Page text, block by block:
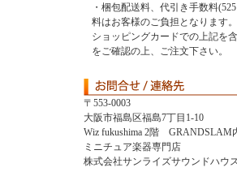
・梱包配送料、代引き手数料
料はお客様のご負担となります。
ショッピングカードでの上記を
をご確認の上、ご注文下さい。
〒553-0003
大阪市福島区福島7丁目1-10
Wiz fukushima 2階 GRANDSLAM
ミニチュア楽器専門店
株式会社サンライズサウンドハウ